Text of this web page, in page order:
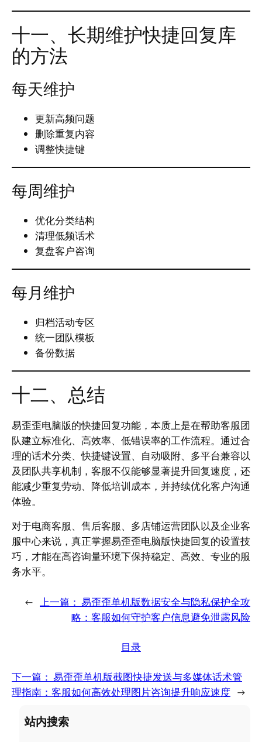
十一、长期维护快捷回复库
的方法
每天维护
更新高频问题
删除重复内容
调整快捷键
每周维护
优化分类结构
清理低频话术
复盘客户咨询
每月维护
归档活动专区
统一团队模板
备份数据
十二、总结
易歪歪电脑版的快捷回复功能，本质上是在帮助客服团
队建立标准化、高效率、低错误率的工作流程。通过合
理的话术分类、快捷键设置、自动吸附、多平台兼容以
及团队共享机制，客服不仅能够显著提升回复速度，还
能减少重复劳动、降低培训成本，并持续优化客户沟通
体验。
对于电商客服、售后客服、多店铺运营团队以及企业客
服中心来说，真正掌握易歪歪电脑版快捷回复的设置技
巧，才能在高咨询量环境下保持稳定、高效、专业的服
务水平。
← 上一篇： 易歪歪单机版数据安全与隐私保护全攻
略：客服如何守护客户信息避免泄露风险
目录
下一篇： 易歪歪单机版截图快捷发送与多媒体话术管
理指南：客服如何高效处理图片咨询提升响应速度 →
站内搜索